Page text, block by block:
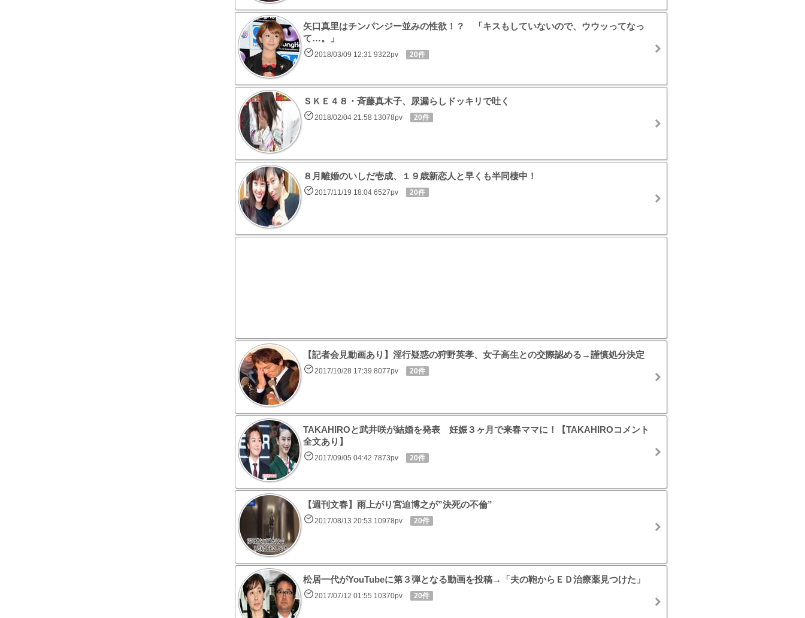
矢口真里はチンパンジー並みの性欲！？ 「キスもしていないので、ウウッってなっ
て…。」
2018/03/09 12:31 9322pv 20件
ＳＫＥ４８・斉藤真木子、尿漏らしドッキリで吐く
2018/02/04 21:58 13078pv 20件
８月離婚のいしだ壱成、１９歳新恋人と早くも半同棲中！
2017/11/19 18:04 6527pv 20件
【記者会見動画あり】淫行疑惑の狩野英孝、女子高生との交際認める→謹慎処分決定
2017/10/28 17:39 8077pv 20件
TAKAHIROと武井咲が結婚を発表 妊娠３ヶ月で来春ママに！【TAKAHIROコメント
全文あり】
2017/09/05 04:42 7873pv 20件
【週刊文春】雨上がり宮迫博之が”決死の不倫”
2017/08/13 20:53 10978pv 20件
松居一代がYouTubeに第３弾となる動画を投稿→「夫の鞄からＥＤ治療薬見つけた」
2017/07/12 01:55 10370pv 20件